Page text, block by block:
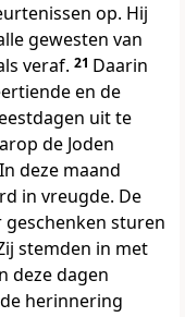
op. Hij
gewesten van
veraf. 21 Daarin
en de
uit te
de Joden
deze maand
in vreugde. De
geschenken sturen
stemden in met
deze dagen
herinnering